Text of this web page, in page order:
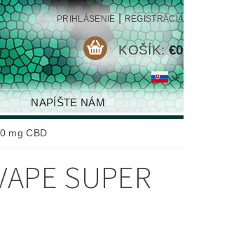
PRIHLÁSENIE | REGISTRÁCIA
KOŠÍK: €0
NAPÍŠTE NÁM
mg CBD
SUPER